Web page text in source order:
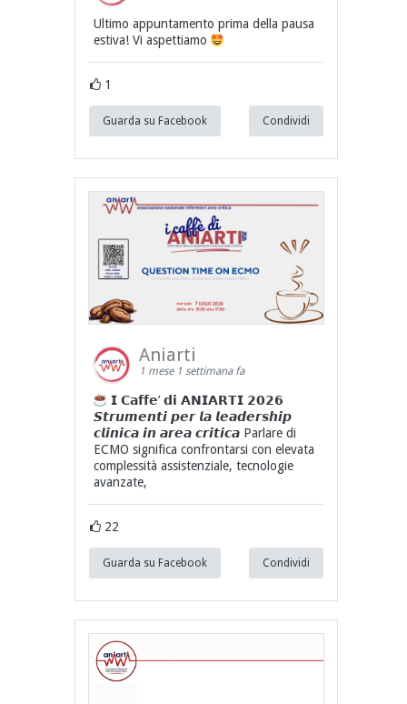
Ultimo appuntamento prima della pausa
estiva! Vi aspettiamo
1
Guarda su Facebook Condividi
Aniarti
1 mese 1 settimana fa
𝗜 𝗖𝗮𝗳𝗳𝗲’ 𝗱𝗶 𝗔𝗡𝗜𝗔𝗥𝗧𝗜 𝟮𝟬𝟮𝟲
𝙎𝙩𝙧𝙪𝙢𝙚𝙣𝙩𝙞 𝙥𝙚𝙧 𝙡𝙖 𝙡𝙚𝙖𝙙𝙚𝙧𝙨𝙝𝙞𝙥
𝙘𝙡𝙞𝙣𝙞𝙘𝙖 𝙞𝙣 𝙖𝙧𝙚𝙖 𝙘𝙧𝙞𝙩𝙞𝙘𝙖 Parlare di
ECMO significa confrontarsi con elevata
complessità assistenziale, tecnologie
avanzate,
22
Guarda su Facebook Condividi